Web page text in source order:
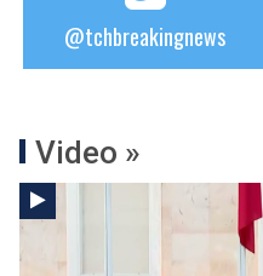
@tchbreakingnews
Video »